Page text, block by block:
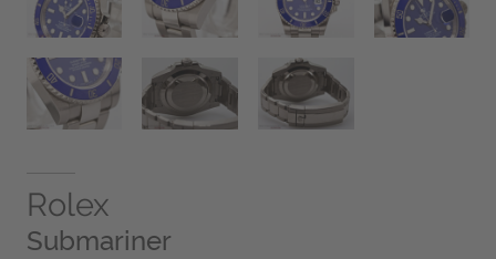
Rolex
Submariner